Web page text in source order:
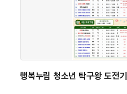
행복누림 청소년 탁구왕 도전기